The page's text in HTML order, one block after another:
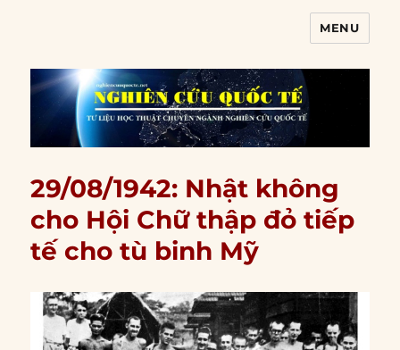
MENU
29/08/1942: Nhật không
cho Hội Chữ thập đỏ tiếp
tế cho tù binh Mỹ